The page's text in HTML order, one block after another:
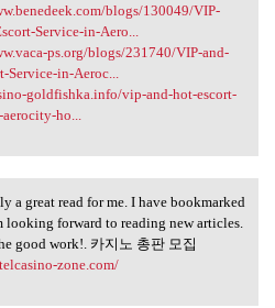
blogs/130049/VIP-
Service-in-Aero...
ps.org/blogs/231740/VIP-and-
Service-in-Aeroc...
goldfishka.info/vip-and-hot-escort-
ho...
a great read
a great read for me. I have bookmarked
looking forward to reading new articles.
good work!. 카지노 총판 모집
zone.com/